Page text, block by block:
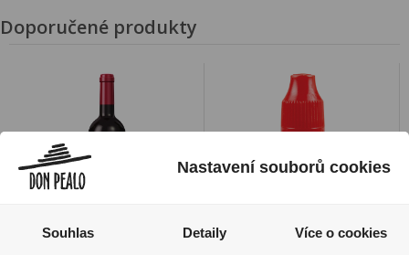
Doporučené produkty
Nastavení souborů cookies
Souhlas Detaily Více o cookies